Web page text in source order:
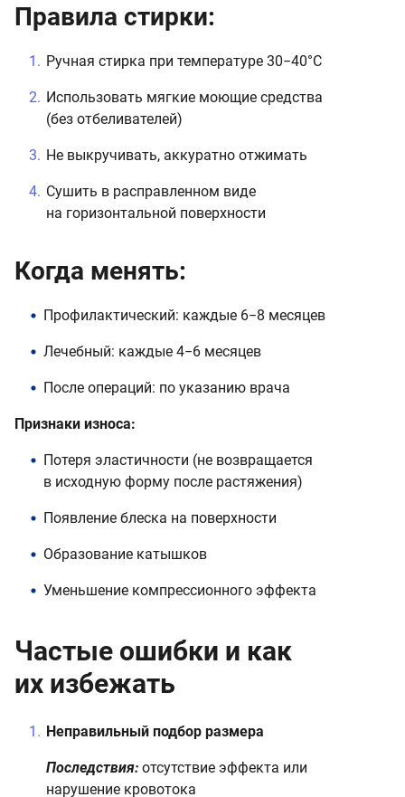
Правила стирки:
Ручная стирка при температуре 30−40°C
Использовать мягкие моющие средства
(без отбеливателей)
Не выкручивать, аккуратно отжимать
Сушить в расправленном виде
на горизонтальной поверхности
Когда менять:
Профилактический: каждые 6−8 месяцев
Лечебный: каждые 4−6 месяцев
После операций: по указанию врача
Признаки износа:
Потеря эластичности (не возвращается
в исходную форму после растяжения)
Появление блеска на поверхности
Образование катышков
Уменьшение компрессионного эффекта
Частые ошибки и как
их избежать
Неправильный подбор размера
Последствия: отсутствие эффекта или
нарушение кровотока